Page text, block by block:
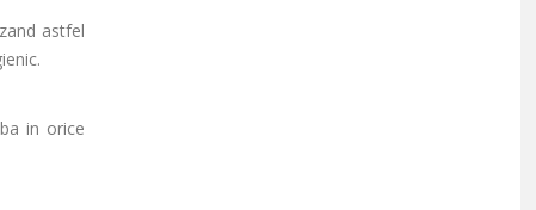
astfel
in orice